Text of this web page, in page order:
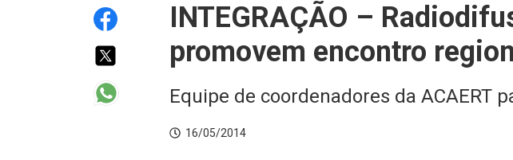
INTEGRAÇÃO –
promovem encontro
Equipe de coordenadores da ACAERT
16/05/2014